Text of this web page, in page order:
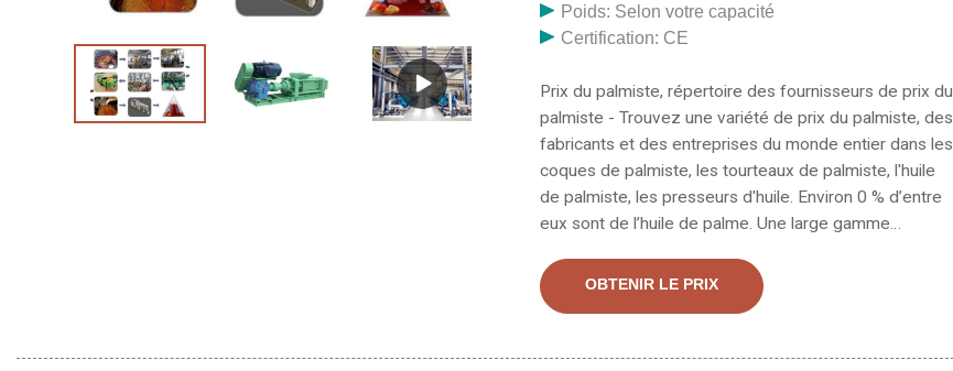
Poids: Selon votre capacité
Certification: CE
Prix du palmiste, répertoire des fournisseurs de prix du
palmiste - Trouvez une variété de prix du palmiste, des
fabricants et des entreprises du monde entier dans les
coques de palmiste, les tourteaux de palmiste, l'huile
de palmiste, les presseurs d'huile. Environ 0 % d’entre
eux sont de l’huile de palme. Une large gamme
comme des type de transformation, des utilisation
OBTENIR LE PRIX